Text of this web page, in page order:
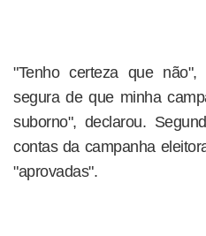
"Tenho certeza que não",
segura de que minha
suborno", declarou.
contas da campanha
"aprovadas".